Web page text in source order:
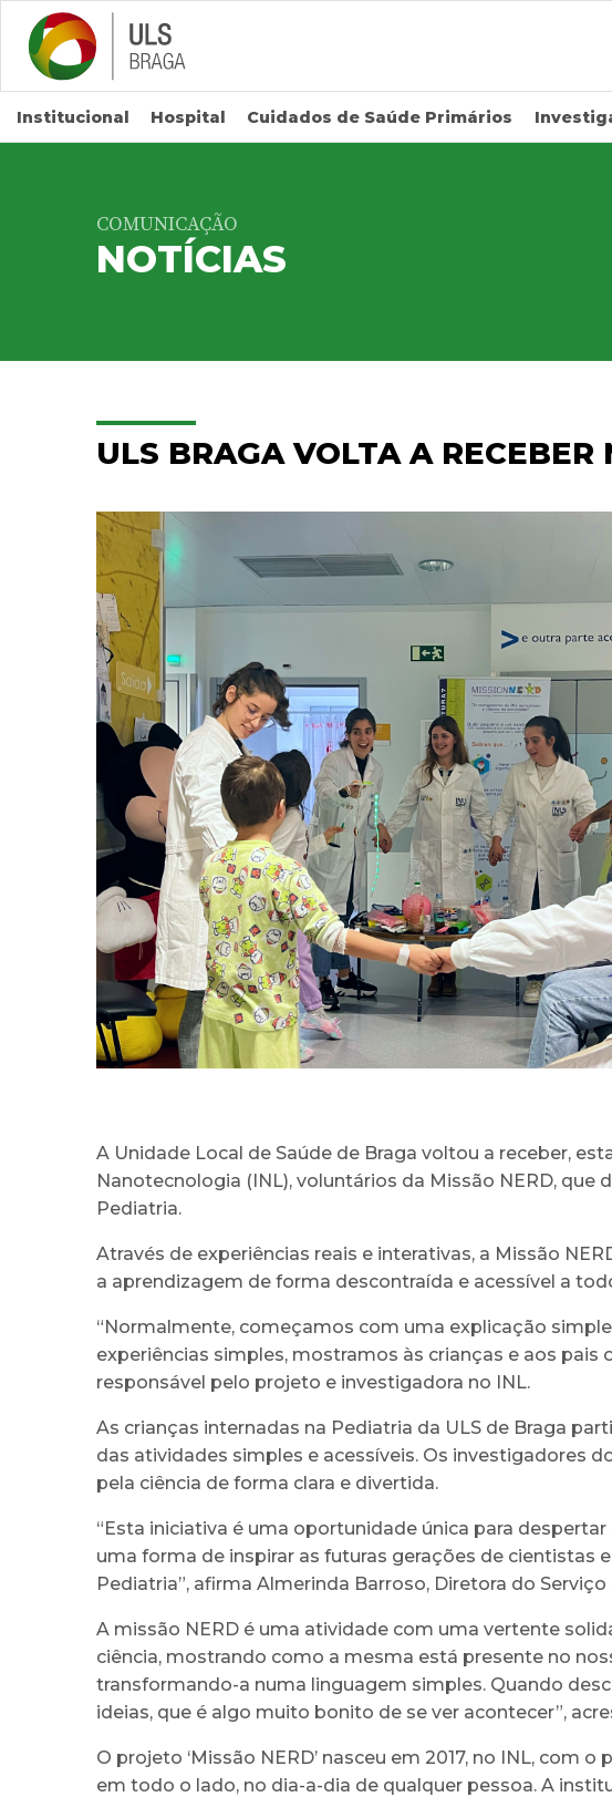
Saltar para conteúdo principal
Institucional Hospital Cuidados de Saúde Primários
COMUNICAÇÃO
NOTÍCIAS
ULS BRAGA VOLTA A RECEBER
A Unidade Local de Saúde de Braga voltou a receber,
Nanotecnologia (INL), voluntários da Missão NERD,
Pediatria.
Através de experiências reais e interativas, a Missão
a aprendizagem de forma descontraída e acessível a
“Normalmente, começamos com uma explicação
experiências simples, mostramos às crianças e aos pais
responsável pelo projeto e investigadora no INL.
As crianças internadas na Pediatria da ULS de Braga
das atividades simples e acessíveis. Os investigadores
pela ciência de forma clara e divertida.
“Esta iniciativa é uma oportunidade única para
uma forma de inspirar as futuras gerações de
Pediatria”, afirma Almerinda Barroso, Diretora do
A missão NERD é uma atividade com uma vertente
ciência, mostrando como a mesma está presente no
transformando-a numa linguagem simples. Quando
ideias, que é algo muito bonito de se ver acontecer”,
O projeto ‘Missão NERD’ nasceu em 2017, no INL,
em todo o lado, no dia-a-dia de qualquer pessoa. A